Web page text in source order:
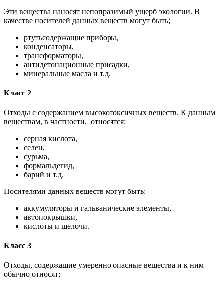
Эти вещества наносят непоправимый ущерб экологии. В
качестве носителей данных веществ могут быть;
ртутьсодержащие приборы,
конденсаторы,
трансформаторы,
антидетонационные присадки,
минеральные масла и т.д.
Класс 2
Отходы с содержанием высокотоксичных веществ. К данным
веществам, в частности, относятся:
серная кислота,
селен,
сурьма,
формальдегид,
барий и т.д.
Носителями данных веществ могут быть:
аккумуляторы и гальванические элементы,
автопокрышки,
кислоты и щелочи.
Класс 3
Отходы, содержащие умеренно опасные вещества и к ним
обычно относят;